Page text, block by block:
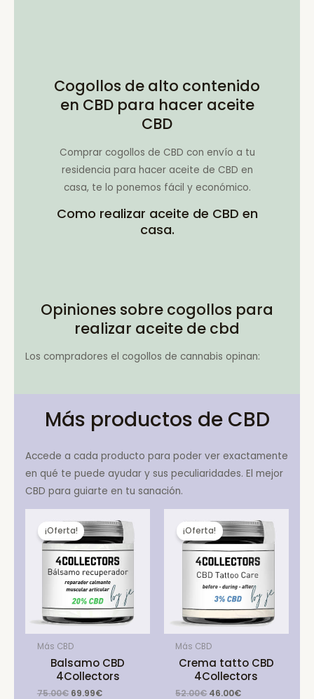
Cogollos de alto contenido
en CBD para hacer aceite
CBD
Comprar cogollos de CBD con envío a tu
residencia para hacer aceite de CBD en
casa, te lo ponemos fácil y económico.
Como realizar aceite de CBD en
casa.
Opiniones sobre cogollos para
realizar aceite de cbd
Los compradores el cogollos de cannabis opinan:
Más productos de CBD
Accede a cada producto para poder ver exactamente
en qué te puede ayudar y sus peculiaridades. El mejor
CBD para guiarte en tu sanación.
¡Oferta!
Más CBD
Balsamo CBD
4Collectors
75.00€ Original
69.99€Current
¡Oferta!
Más CBD
Crema tatto CBD
4Collectors
52.00€ Original
46.00€Current